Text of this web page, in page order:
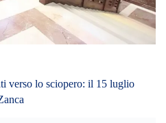
Sottoscritto accordo tra
l’inserimento della salvaguardia